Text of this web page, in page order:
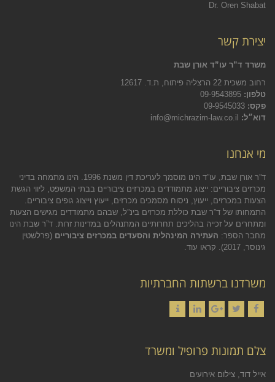
Dr. Oren Shabat
יצירת קשר
משרד ד”ר עו”ד אורן שבת
רחוב משכית 22 הרצליה פיתוח, ת.ד. 12617
טלפון:
פקס:
דוא״ל:
מי אנחנו
ד”ר אורן שבת, עו”ד הינו מוסמך לעריכת דין משנת 1996. הינו מתמחה בדיני
מכרזים ציבוריים: ייצוג מתמודדים במכרזים ציבוריים בבתי המשפט, ליווי הגשת
הצעות במכרזים, ייעוץ, ניסוח מסמכים מכרזים, ייעוץ וייצוג גופים ציבוריים.
התמחותו של ד”ר שבת כוללת מכרזים בינ”ל, שבהם מתמודדים מגישים הצעות
ומתחרים על זכייה בהליכים תחרותיים המתנהלים במדינות זרות. ד”ר שבת הינו
מחבר הספר: העתירה המינהלית והסעדים במכרזים ציבוריים (פרלשטין
גינוסר, 2017).
קראו עוד.
משרדנו ברשתות החברתיות
צלם תמונות פרופיל ומשרד
אייל דוד, צילום אירועים